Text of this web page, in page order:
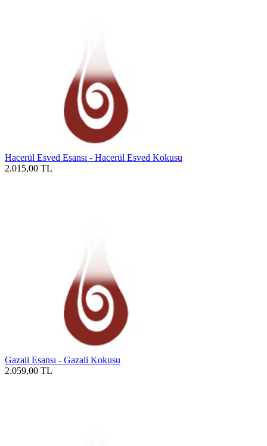
Hacerül Esved Esansı - Hacerül Esved Kokusu
2.015,00 TL
Gazali Esansı - Gazali Kokusu
2.059,00 TL